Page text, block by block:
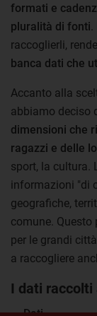
formati e
pluralità di fonti
raccoglierli,
banca dati che
Accanto alla
abbiamo deciso
dimensioni che
ragazzi e delle
sport, la cultura.
informazioni "di
geografiche,
comune.
per le grandi
a raccogliere
I dati raccolti
Dati